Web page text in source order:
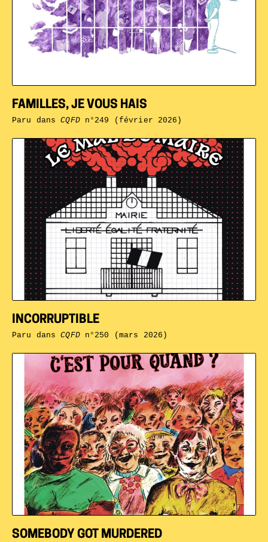
SOMEBODY GOT MURDERED
INCORRUPTIBLE
Paru dansCQFDn°250 (mars 2026)
FAMILLES, JE VOUS HAIS
Paru dansCQFDn°249 (février 2026)